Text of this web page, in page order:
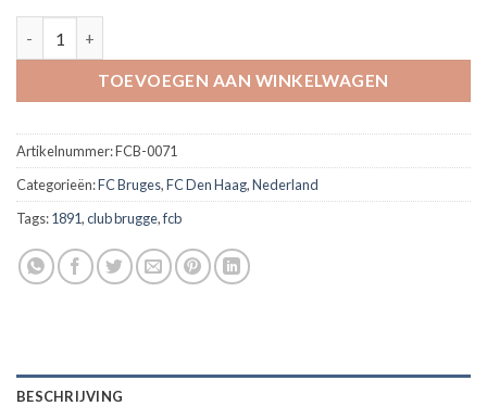
TOEVOEGEN AAN WINKELWAGEN
Artikelnummer:FCB-0071
Categorieën:FC Bruges,FC Den Haag,Nederland
Tags:1891,club brugge,fcb
BESCHRIJVING